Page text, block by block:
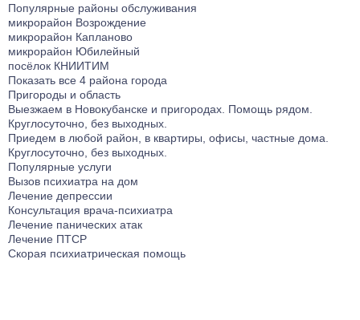
Популярные районы обслуживания
микрорайон Возрождение
микрорайон Капланово
микрорайон Юбилейный
посёлок КНИИТИМ
Показать все 4 района города
Пригороды и область
Выезжаем в Новокубанске и пригородаx. Помощь рядом.
Круглосуточно, без выходных.
Приедем в любой район, в квартиры, офисы, частные дома.
Круглосуточно, без выходных.
Популярные услуги
Вызов психиатра на дом
Лечение депрессии
Консультация врача-психиатра
Лечение панических атак
Лечение ПТСР
Скорая психиатрическая помощь